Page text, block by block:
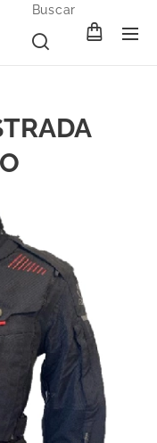
Buscar